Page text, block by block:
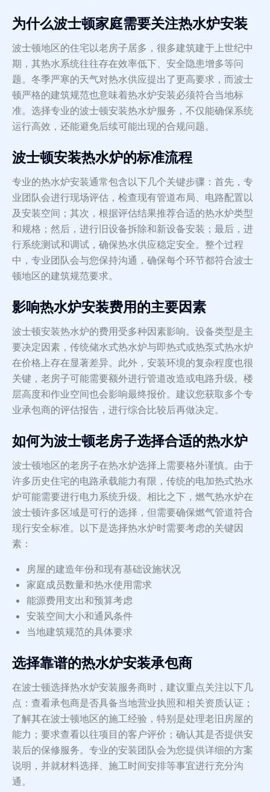
为什么波士顿家庭需要关注热水炉安装
波士顿地区的住宅以老房子居多，很多建筑建于上世纪中
期，其热水系统往往存在效率低下、安全隐患增多等问
题。冬季严寒的天气对热水供应提出了更高要求，而波士
顿严格的建筑规范也意味着热水炉安装必须符合当地标
准。选择专业的波士顿安装热水炉服务，不仅能确保系统
运行高效，还能避免后续可能出现的合规问题。
波士顿安装热水炉的标准流程
专业的热水炉安装通常包含以下几个关键步骤：首先，专
业团队会进行现场评估，检查现有管道布局、电路配置以
及安装空间；其次，根据评估结果推荐合适的热水炉类型
和规格；然后，进行旧设备拆除和新设备安装；最后，进
行系统测试和调试，确保热水供应稳定安全。整个过程
中，专业团队会与您保持沟通，确保每个环节都符合波士
顿地区的建筑规范要求。
影响热水炉安装费用的主要因素
波士顿安装热水炉的费用受多种因素影响。设备类型是主
要决定因素，传统储水式热水炉与即热式或热泵式热水炉
在价格上存在显著差异。此外，安装环境的复杂程度也很
关键，老房子可能需要额外进行管道改造或电路升级。楼
层高度和作业空间也会影响最终报价。建议您获取多个专
业承包商的评估报告，进行综合比较后再做决定。
如何为波士顿老房子选择合适的热水炉
波士顿地区的老房子在热水炉选择上需要格外谨慎。由于
许多历史住宅的电路承载能力有限，传统的电加热式热水
炉可能需要进行电力系统升级。相比之下，燃气热水炉在
波士顿许多区域是可行的选择，但需要确保燃气管道符合
现行安全标准。以下是选择热水炉时需要考虑的关键因
素：
房屋的建造年份和现有基础设施状况
家庭成员数量和热水使用需求
能源费用支出和预算考虑
安装空间大小和通风条件
当地建筑规范的具体要求
选择靠谱的热水炉安装承包商
在波士顿选择热水炉安装服务商时，建议重点关注以下几
点：查看承包商是否具备当地营业执照和相关资质认证；
了解其在波士顿地区的施工经验，特别是处理老旧房屋的
能力；要求查看以往项目的客户评价；确认其是否提供安
装后的保修服务。专业的安装团队会为您提供详细的方案
说明，并就材料选择、施工时间安排等事宜进行充分沟
通。